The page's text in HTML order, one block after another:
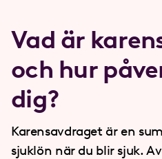
Vad är
och hur
dig?
Karensavdraget är en
sjuklön när du blir sjuk.